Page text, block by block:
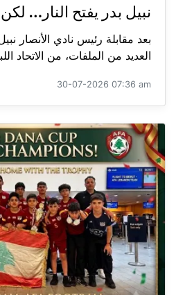
نبيل بدر يفتح النار…
بعد مقابلة رئيس نادي الأنصار
العديد من الملفات، من الاتحاد
30-07-2026 07:36 am